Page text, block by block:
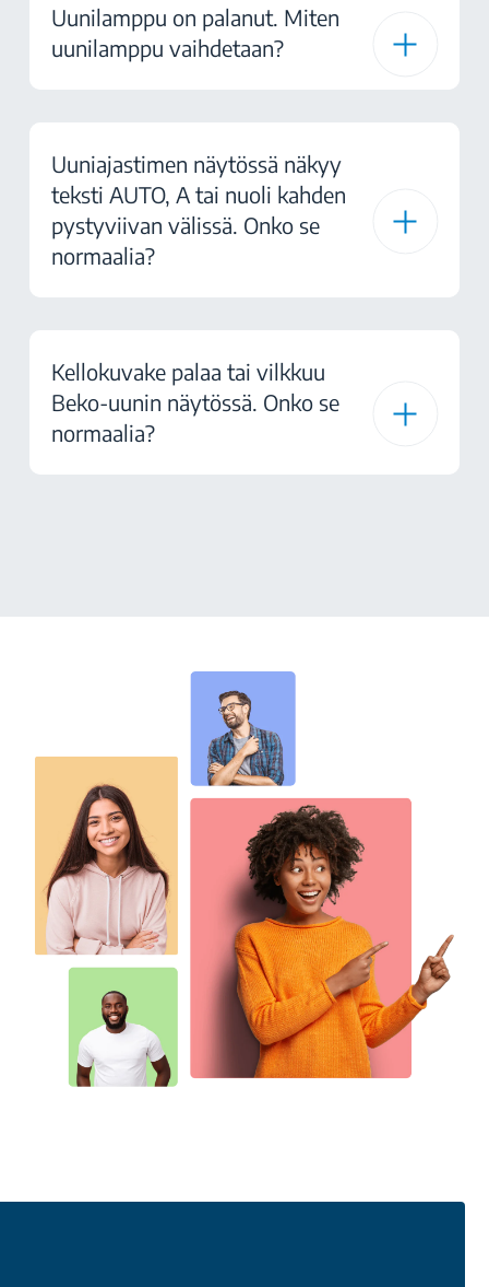
Uunilamppu on palanut. Miten
uunilamppu vaihdetaan?
Uuniajastimen näytössä näkyy
teksti AUTO, A tai nuoli kahden
pystyviivan välissä. Onko se
normaalia?
Kellokuvake palaa tai vilkkuu
Beko-uunin näytössä. Onko se
normaalia?